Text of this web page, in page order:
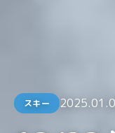
スキー